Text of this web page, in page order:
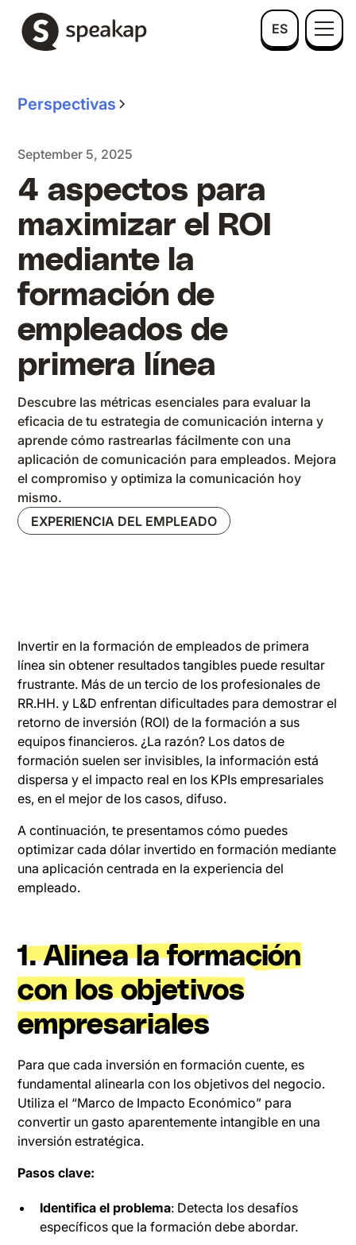
ES
Perspectivas
September 5, 2025
4 aspectos para
maximizar el ROI
mediante la
formación de
empleados de
primera línea
Descubre las métricas esenciales para evaluar la
eficacia de tu estrategia de comunicación interna y
aprende cómo rastrearlas fácilmente con una
aplicación de comunicación para empleados. Mejora
el compromiso y optimiza la comunicación hoy
mismo.
EXPERIENCIA DEL EMPLEADO
Invertir en la formación de empleados de primera
línea sin obtener resultados tangibles puede resultar
frustrante. Más de un tercio de los profesionales de
RR.HH. y L&D enfrentan dificultades para demostrar el
retorno de inversión (ROI) de la formación a sus
equipos financieros. ¿La razón? Los datos de
formación suelen ser invisibles, la información está
dispersa y el impacto real en los KPIs empresariales
es, en el mejor de los casos, difuso.
A continuación, te presentamos cómo puedes
optimizar cada dólar invertido en formación mediante
una aplicación centrada en la experiencia del
empleado.
1. Alinea la formación
con los objetivos
empresariales
Para que cada inversión en formación cuente, es
fundamental alinearla con los objetivos del negocio.
Utiliza el “Marco de Impacto Económico” para
convertir un gasto aparentemente intangible en una
inversión estratégica.
Pasos clave:
Identifica el problema: Detecta los desafíos
específicos que la formación debe abordar.